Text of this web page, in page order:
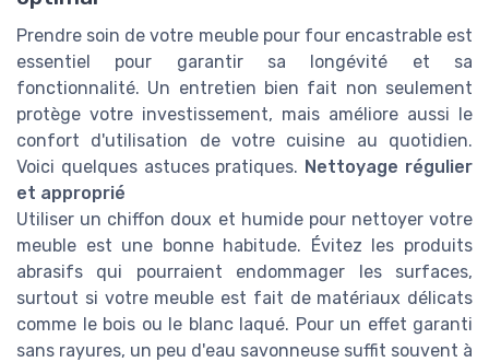
Prendre soin de votre meuble pour four encastrable est
essentiel pour garantir sa longévité et sa
fonctionnalité. Un entretien bien fait non seulement
protège votre investissement, mais améliore aussi le
confort d'utilisation de votre cuisine au quotidien.
Voici quelques astuces pratiques. Nettoyage régulier
et approprié
Utiliser un chiffon doux et humide pour nettoyer votre
meuble est une bonne habitude. Évitez les produits
abrasifs qui pourraient endommager les surfaces,
surtout si votre meuble est fait de matériaux délicats
comme le bois ou le blanc laqué. Pour un effet garanti
sans rayures, un peu d'eau savonneuse suffit souvent à